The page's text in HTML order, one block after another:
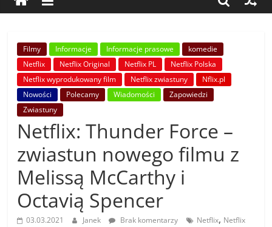
Filmy Informacje Informacje prasowe
komedie
Netflix
Netflix Original Netflix PL
Netflix Polska
Netflix wyprodukowany film
Netflix zwiastuny
Nflix.pl
Nowości
Polecamy Wiadomości
Zapowiedzi
Zwiastuny
Netflix: Thunder Force –
zwiastun nowego filmu z
Melissą McCarthy i
Octavią Spencer
03.03.2021 Janek Brak komentarzy Netflix, Netflix